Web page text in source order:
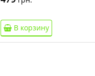
В корзину